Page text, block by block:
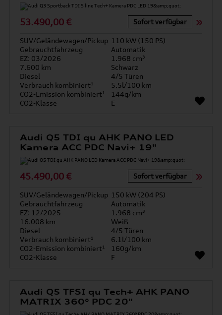
53.490,00 € Sofort verfügbar
SUV/Geländewagen/Pickup 110 kW (150 PS)
Gebrauchtfahrzeug
Automatik
EZ: 03/2026
1.968 cm³
7.600 km
Schwarz
Diesel
4/5 Türen
Verbrauch kombiniert¹
5.5l/100 km
CO2-Emission kombiniert¹
144g/km
CO2-Klasse
E
Audi Q5 TDI qu AHK PANO LED
Kamera ACC PDC Navi+ 19"
45.490,00 € Sofort verfügbar
SUV/Geländewagen/Pickup 150 kW (204 PS)
Gebrauchtfahrzeug
Automatik
EZ: 12/2025
1.968 cm³
16.008 km
Weiß
Diesel
4/5 Türen
Verbrauch kombiniert¹
6.1l/100 km
CO2-Emission kombiniert¹
160g/km
CO2-Klasse
F
Audi Q5 TFSI qu Tech+ AHK PANO
MATRIX 360° PDC 20"